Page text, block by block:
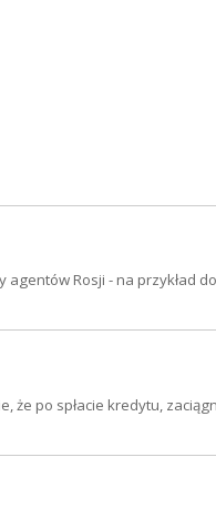
Rosji - na przykład
że po spłacie kredytu,